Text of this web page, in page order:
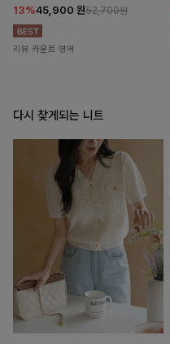
13%45,900 원52,700원
리뷰 카운트 영역
다시 찾게되는 니트